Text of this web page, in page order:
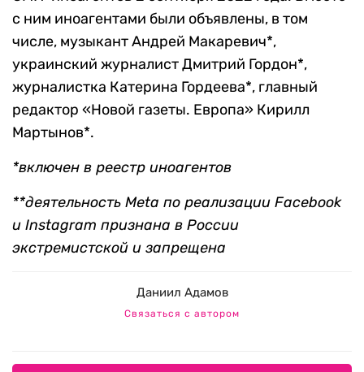
с ним иноагентами были объявлены, в том
числе, музыкант Андрей Макаревич*,
украинский журналист Дмитрий Гордон*,
журналистка Катерина Гордеева*, главный
редактор «Новой газеты. Европа» Кирилл
Мартынов*.
*включен в реестр иноагентов
**деятельность Meta по реализации Facebook
и Instagram признана в России
экстремистской и запрещена
Даниил Адамов
Связаться с автором